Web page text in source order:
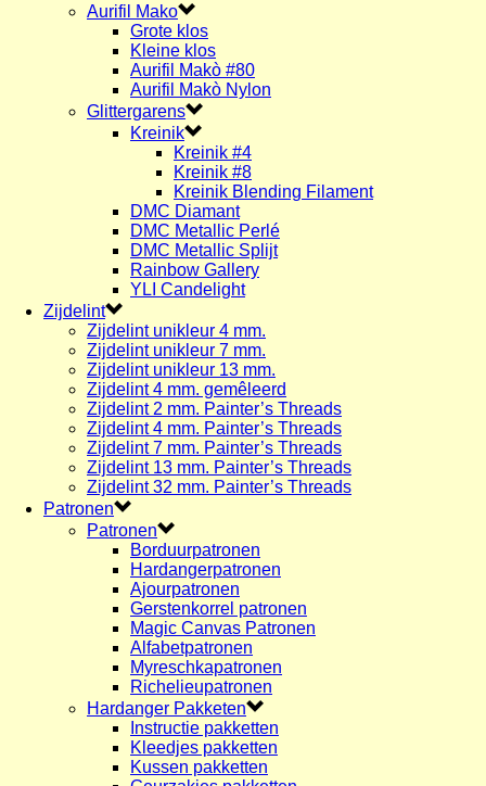
Aurifil Mako
Grote klos
Kleine klos
Aurifil Makò #80
Aurifil Makò Nylon
Glittergarens
Kreinik
Kreinik #4
Kreinik #8
Kreinik Blending Filament
DMC Diamant
DMC Metallic Perlé
DMC Metallic Splijt
Rainbow Gallery
YLI Candelight
Zijdelint
Zijdelint unikleur 4 mm.
Zijdelint unikleur 7 mm.
Zijdelint unikleur 13 mm.
Zijdelint 4 mm. gemêleerd
Zijdelint 2 mm. Painter’s Threads
Zijdelint 4 mm. Painter’s Threads
Zijdelint 7 mm. Painter’s Threads
Zijdelint 13 mm. Painter’s Threads
Zijdelint 32 mm. Painter’s Threads
Patronen
Patronen
Borduurpatronen
Hardangerpatronen
Ajourpatronen
Gerstenkorrel patronen
Magic Canvas Patronen
Alfabetpatronen
Myreschkapatronen
Richelieupatronen
Hardanger Pakketen
Instructie pakketten
Kleedjes pakketten
Kussen pakketten